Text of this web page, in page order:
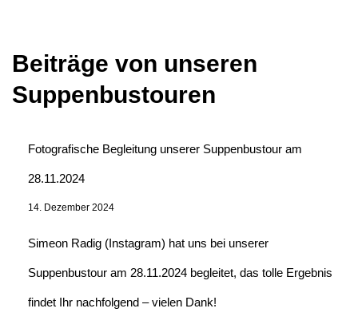
Beiträge von unseren
Suppenbustouren
Fotografische Begleitung unserer Suppenbustour am
28.11.2024
14. Dezember 2024
Simeon Radig (Instagram) hat uns bei unserer
Suppenbustour am 28.11.2024 begleitet, das tolle Ergebnis
findet Ihr nachfolgend – vielen Dank!